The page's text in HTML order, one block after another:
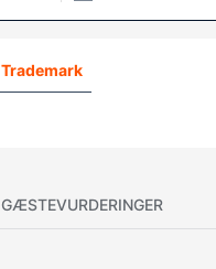
Trademark
GÆSTEVURDERINGER